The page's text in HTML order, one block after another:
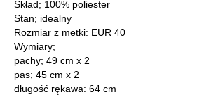
Skład; 100% poliester
Stan; idealny
Rozmiar z metki: EUR 40
Wymiary;
pachy; 49 cm x 2
pas; 45 cm x 2
długość rękawa: 64 cm